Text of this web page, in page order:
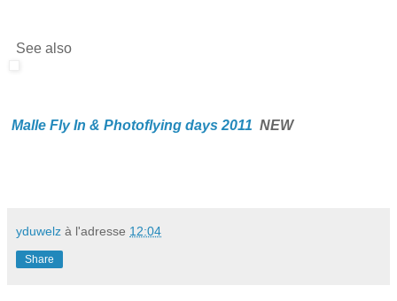
See also
Malle Fly In & Photoflying days 2011 NEW
yduwelz à l'adresse 12:04
Share